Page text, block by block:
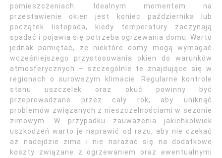
pomieszczeniach. Idealnym momentem na
przestawienie okien jest koniec października lub
początek listopada, kiedy temperatury zaczynają
spadać i pojawia się potrzeba ogrzewania domu. Warto
jednak pamiętać, że niektóre domy mogą wymagać
wcześniejszego przystosowania okien do warunków
atmosferycznych – szczególnie te znajdujące się w
regionach o surowszym klimacie. Regularne kontrole
stanu uszczelek oraz okuć powinny być
przeprowadzane przez cały rok, aby uniknąć
problemów związanych z nieszczelnościami w sezonie
zimowym. W przypadku zauważenia jakichkolwiek
uszkodzeń warto je naprawić od razu, aby nie czekać
aż nadejdzie zima i nie narażać się na dodatkowe
koszty związane z ogrzewaniem oraz ewentualnymi